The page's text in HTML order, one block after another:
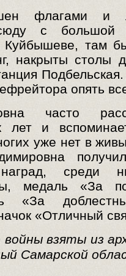
флагами и
с большой
Куйбышеве, там
накрыты столы
опять
часто
лет и
уже нет в
наград, среди
медаль «За
«За
«Отличный
взяты из
Самарской